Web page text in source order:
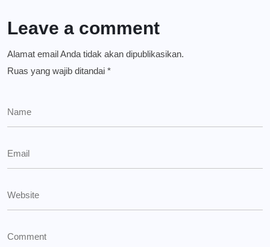
Leave a comment
Alamat email Anda tidak akan dipublikasikan.
Ruas yang wajib ditandai *